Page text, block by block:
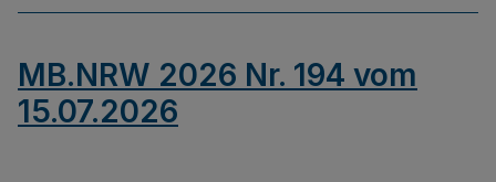
MB.NRW 2026 Nr. 194 vom
15.07.2026